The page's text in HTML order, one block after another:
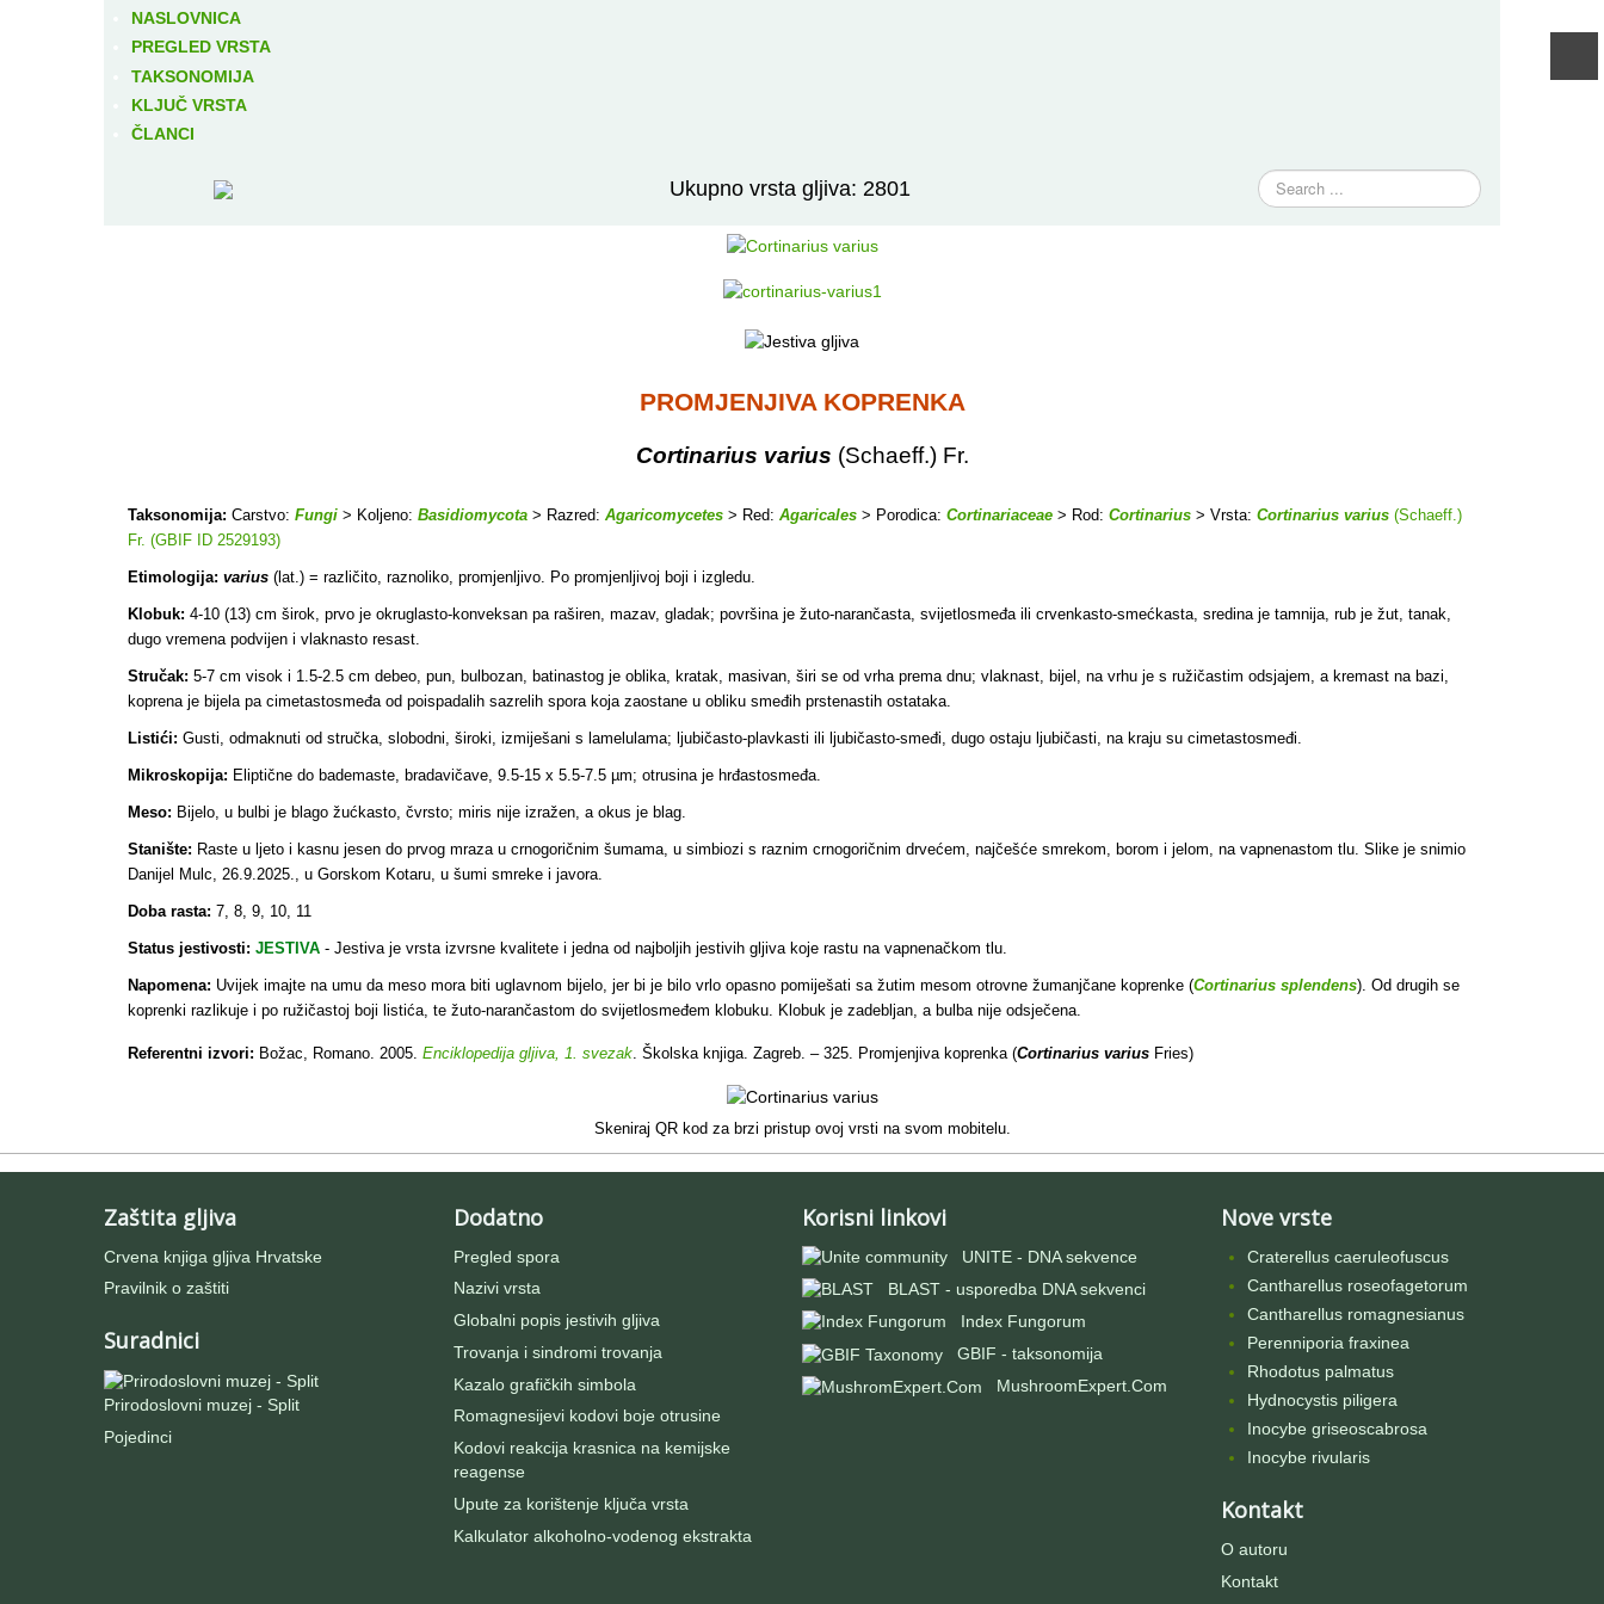
NASLOVNICA
PREGLED VRSTA
TAKSONOMIJA
KLJUČ VRSTA
ČLANCI
Ukupno vrsta gljiva: 2801 Traži
PROMJENJIVA KOPRENKA
Cortinarius varius (Schaeff.) Fr.
Taksonomija: Carstvo: Fungi > Koljeno: Basidiomycota > Razred: Agaricomycetes > Red: Agaricales > Porodica: Cortinariaceae > Rod: Cortinarius > Vrsta: Cortinarius varius (Schaeff.)
Fr. (GBIF ID 2529193)
Etimologija: varius (lat.) = različito, raznoliko, promjenljivo. Po promjenljivoj boji i izgledu.
Klobuk: 4-10 (13) cm širok, prvo je okruglasto-konveksan pa raširen, mazav, gladak; površina je žuto-narančasta, svijetlosmeđa ili crvenkasto-smećkasta, sredina je tamnija, rub je žut, tanak,
dugo vremena podvijen i vlaknasto resast.
Stručak: 5-7 cm visok i 1.5-2.5 cm debeo, pun, bulbozan, batinastog je oblika, kratak, masivan, širi se od vrha prema dnu; vlaknast, bijel, na vrhu je s ružičastim odsjajem, a kremast na bazi,
koprena je bijela pa cimetastosmeđa od poispadalih sazrelih spora koja zaostane u obliku smeđih prstenastih ostataka.
Listići: Gusti, odmaknuti od stručka, slobodni, široki, izmiješani s lamelulama; ljubičasto-plavkasti ili ljubičasto-smeđi, dugo ostaju ljubičasti, na kraju su cimetastosmeđi.
Mikroskopija: Eliptične do bademaste, bradavičave, 9.5-15 x 5.5-7.5 µm; otrusina je hrđastosmeđa.
Meso: Bijelo, u bulbi je blago žućkasto, čvrsto; miris nije izražen, a okus je blag.
Stanište: Raste u ljeto i kasnu jesen do prvog mraza u crnogoričnim šumama, u simbiozi s raznim crnogoričnim drvećem, najčešće smrekom, borom i jelom, na vapnenastom tlu. Slike je snimio
Danijel Mulc, 26.9.2025., u Gorskom Kotaru, u šumi smreke i javora.
Doba rasta: 7, 8, 9, 10, 11
Status jestivosti: JESTIVA - Jestiva je vrsta izvrsne kvalitete i jedna od najboljih jestivih gljiva koje rastu na vapnenačkom tlu.
Napomena: Uvijek imajte na umu da meso mora biti uglavnom bijelo, jer bi je bilo vrlo opasno pomiješati sa žutim mesom otrovne žumanjčane koprenke (Cortinarius splendens). Od drugih se
koprenki razlikuje i po ružičastoj boji listića, te žuto-narančastom do svijetlosmeđem klobuku. Klobuk je zadebljan, a bulba nije odsječena.
Referentni izvori: Božac, Romano. 2005. Enciklopedija gljiva, 1. svezak . Školska knjiga. Zagreb. – 325. Promjenjiva koprenka (Cortinarius varius Fries)
Skeniraj QR kod za brzi pristup ovoj vrsti na svom mobitelu.
Zaštita gljiva
Crvena knjiga gljiva Hrvatske
Pravilnik o zaštiti
Suradnici
Prirodoslovni muzej - Split
Pojedinci
Dodatno
Pregled spora
Nazivi vrsta
Globalni popis jestivih gljiva
Trovanja i sindromi trovanja
Kazalo grafičkih simbola
Romagnesijevi kodovi boje otrusine
Kodovi reakcija krasnica na kemijske
reagense
Upute za korištenje ključa vrsta
Kalkulator alkoholno-vodenog ekstrakta
Korisni linkovi
UNITE - DNA sekvence
BLAST - usporedba DNA sekvenci
Index Fungorum
GBIF - taksonomija
MushroomExpert.Com
Nove vrste
Craterellus caeruleofuscus
Cantharellus roseofagetorum
Cantharellus romagnesianus
Perenniporia fraxinea
Rhodotus palmatus
Hydnocystis piligera
Inocybe griseoscabrosa
Inocybe rivularis
Kontakt
O autoru
Kontakt